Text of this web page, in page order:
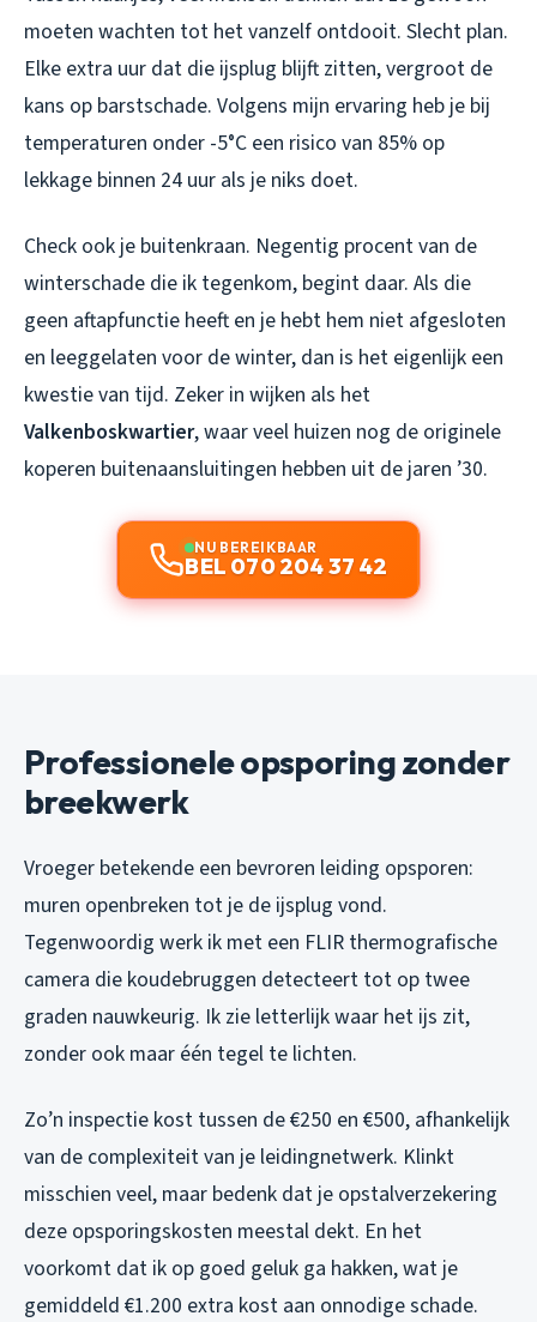
moeten wachten tot het vanzelf ontdooit. Slecht plan.
Elke extra uur dat die ijsplug blijft zitten, vergroot de
kans op barstschade. Volgens mijn ervaring heb je bij
temperaturen onder -5°C een risico van 85% op
lekkage binnen 24 uur als je niks doet.
Check ook je buitenkraan. Negentig procent van de
winterschade die ik tegenkom, begint daar. Als die
geen aftapfunctie heeft en je hebt hem niet afgesloten
en leeggelaten voor de winter, dan is het eigenlijk een
kwestie van tijd. Zeker in wijken als het
Valkenboskwartier, waar veel huizen nog de originele
koperen buitenaansluitingen hebben uit de jaren ’30.
NU BEREIKBAAR
BEL 070 204 37 42
Professionele opsporing zonder
breekwerk
Vroeger betekende een bevroren leiding opsporen:
muren openbreken tot je de ijsplug vond.
Tegenwoordig werk ik met een FLIR thermografische
camera die koudebruggen detecteert tot op twee
graden nauwkeurig. Ik zie letterlijk waar het ijs zit,
zonder ook maar één tegel te lichten.
Zo’n inspectie kost tussen de €250 en €500, afhankelijk
van de complexiteit van je leidingnetwerk. Klinkt
misschien veel, maar bedenk dat je opstalverzekering
deze opsporingskosten meestal dekt. En het
voorkomt dat ik op goed geluk ga hakken, wat je
gemiddeld €1.200 extra kost aan onnodige schade.